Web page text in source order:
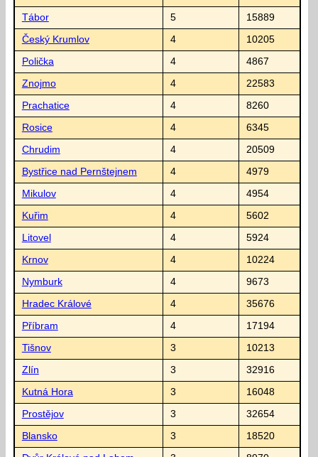
Tábor 5 15889
Český Krumlov 4 10205
Polička 4 4867
Znojmo 4 22583
Prachatice 4 8260
Rosice 4 6345
Chrudim 4 20509
Bystřice nad Pernštejnem 4 4979
Mikulov 4 4954
Kuřim 4 5602
Litovel 4 5924
Krnov 4 10224
Nymburk 4 9673
Hradec Králové 4 35676
Příbram 4 17194
Tišnov 3 10213
Zlín 3 32916
Kutná Hora 3 16048
Prostějov 3 32654
Blansko 3 18520